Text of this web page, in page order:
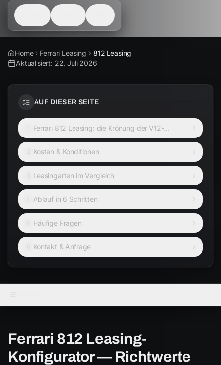
Home Ferrari Leasing
812 Leasing
Aktualisiert: 22. Juli 2026
AUF DIESER SEITE
Ferrari 812 Leasing: die Krönung der V12-
Leidenschaft
Kosten & Konditionen
Leasingarten im Vergleich
Ablauf in 6 Schritten
Häufige Fragen
Kontakt & Anfrage
Ferrari 812 Leasing-
Konfigurator — Richtwerte
812
Coupé Cabrio
812